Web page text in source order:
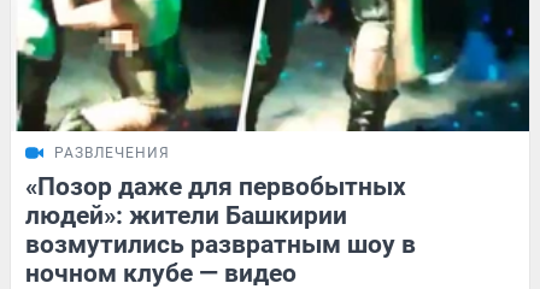
РАЗВЛЕЧЕНИЯ
«Позор даже для первобытных
людей»: жители Башкирии
возмутились развратным шоу в
ночном клубе — видео